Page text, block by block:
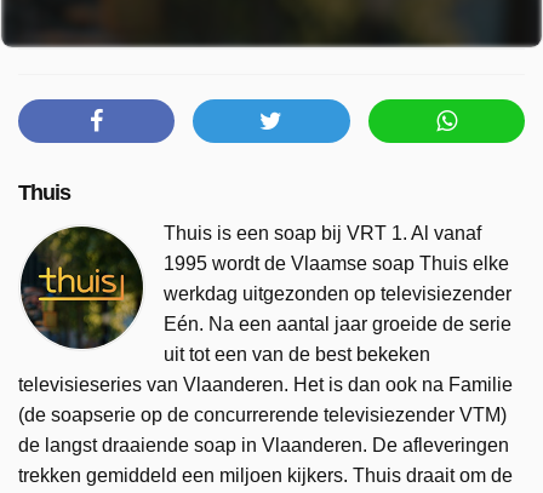
Thuis
Thuis is een soap bij VRT 1. Al vanaf
1995 wordt de Vlaamse soap Thuis elke
werkdag uitgezonden op televisiezender
Eén. Na een aantal jaar groeide de serie
uit tot een van de best bekeken
televisieseries van Vlaanderen. Het is dan ook na Familie
(de soapserie op de concurrerende televisiezender VTM)
de langst draaiende soap in Vlaanderen. De afleveringen
trekken gemiddeld een miljoen kijkers. Thuis draait om de